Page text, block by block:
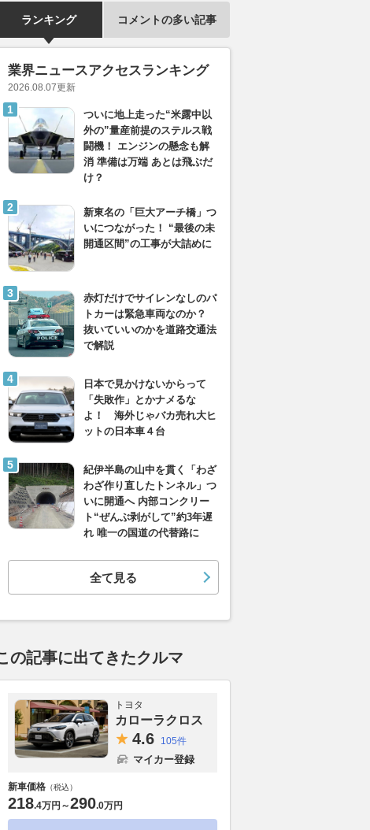
ランキング コメントの多い記事
業界ニュースアクセスランキング
2026.08.07更新
ついに地上走った“米露中以
外の”量産前提のステルス戦
闘機！ エンジンの懸念も解
消 準備は万端 あとは飛ぶだ
け？
新東名の「巨大アーチ橋」つ
いにつながった！ “最後の未
開通区間”の工事が大詰めに
赤灯だけでサイレンなしのパ
トカーは緊急車両なのか？
抜いていいのかを道路交通法
で解説
日本で見かけないからって
「失敗作」とかナメるな
よ！ 海外じゃバカ売れ大ヒ
ットの日本車４台
紀伊半島の山中を貫く「わざ
わざ作り直したトンネル」つ
いに開通へ 内部コンクリー
ト“ぜんぶ剥がして”約3年遅
れ 唯一の国道の代替路に
全て見る
の記事に出てきたクルマ
トヨタ
カローラクロス
4.6 105件
マイカー登録
新車価格 （税込）
218.4万円 ～290.0万円